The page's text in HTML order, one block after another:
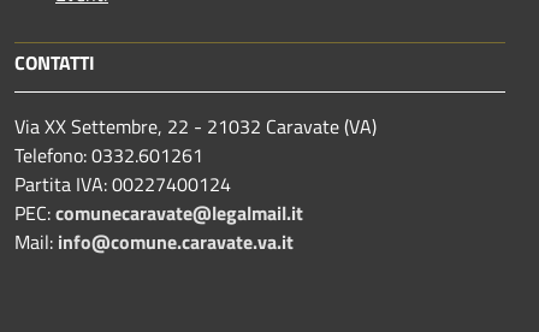
CONTATTI
Via XX Settembre, 22 - 21032 Caravate (VA)
Telefono: 0332.601261
Partita IVA: 00227400124
PEC:comunecaravate@legalmail.it
Mail: info@comune.caravate.va.it